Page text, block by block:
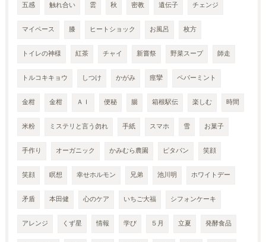
五感 触れ合い 雲 秋 密教 遺伝子 チェンジ
マイペース 膝 ヒートショック お風呂 枚方
トイレの神様 紅茶 チャイ 新嘗祭 野菜スープ 師走
トルコキキョウ しつけ かがみ 痙攣 ペパーミント
金柑 金柑 ＡＩ 便秘 腸 箱根駅伝 楽しむ 時間
米粉 ミステリと言う勿れ 手紙 スマホ 雪 お菓子
手作り オーガニック かみむら農園 ピタパン 笑顔
笑顔 瞑想 幸せホルモン 兄弟 池川明 ホワイトデー
矛盾 本田健 心のケア いちご大福 シフォンケーキ
アレンジ くず星 情報 学び ５月 立夏 発酵食品